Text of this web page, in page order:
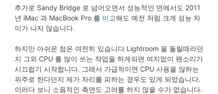
추가로 Sandy Bridge 로 넘어오면서 성능적인 면에서도 2011
년 iMac 과 MacBook Pro 를 비교해도 예전 처럼 크게 성능 차
이가 나지 않습니다.
하지만 아쉬운 점은 여전히 있습니다 Lightroom 을 돌릴때라던
지 그외 CPU 를 많이 쓰는 작업을 하게되면 여지없이 팬소리가
시끄럽기 시작합니다. 그래서 가급적이면 CPU 사용을 않하는
위주로 한다던지 제가 자리를 피하는 경우도 있게 되었습니다.
이러다 보니 소음적인 측면도 고려를 하지 않을 수가 없습니다.